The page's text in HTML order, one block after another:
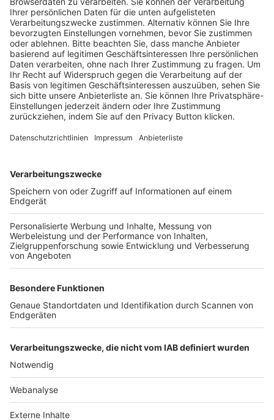
Trainerausbildung
Schulungsangebot Vereinsmitarbeiter
BFV-Geschäftsstellen
Trainerbörse
Login SpielPlus
FOLGE DEM BFV
TOP-VEREINE
TOP-PARTNER
Nutzungsbedingungen Datenschutz Impressum